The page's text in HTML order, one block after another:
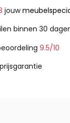
jouw
binnen 30
9.5/10
prijsgarantie